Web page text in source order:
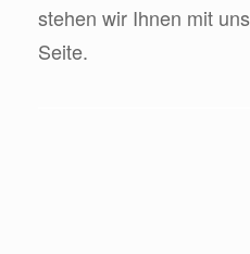
stehen wir Ihnen mit
Seite.